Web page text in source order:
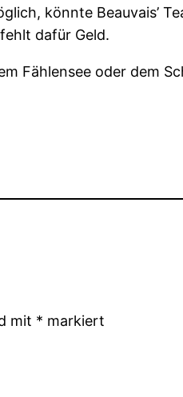
könnte Beauvais’
dafür Geld.
Fählensee oder dem
mit * markiert